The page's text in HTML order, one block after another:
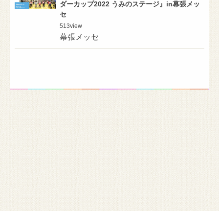
ダーカップ2022 うみのステージ』in幕張メッ
セ
513view
幕張メッセ